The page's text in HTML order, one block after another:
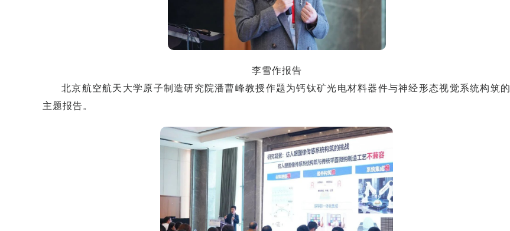
李雪作报告
北京航空航天大学原子制造研究院潘曹峰教授作题为钙钛矿光电材料器件与神经形态视觉系统构筑的
主题报告。